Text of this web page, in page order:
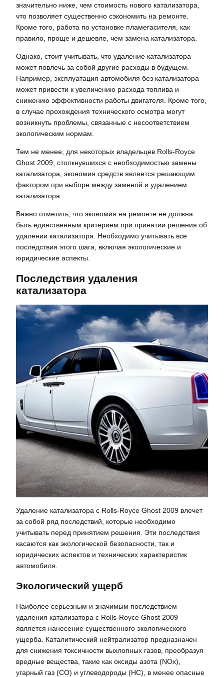
значительно ниже, чем стоимость нового катализатора,
что позволяет существенно сэкономить на ремонте.
Кроме того, работа по установке пламегасителя, как
правило, проще и дешевле, чем замена катализатора.
Однако, стоит учитывать, что удаление катализатора
может повлечь за собой другие расходы в будущем.
Например, эксплуатация автомобиля без катализатора
может привести к увеличению расхода топлива и
снижению эффективности работы двигателя. Кроме того,
в случае прохождения технического осмотра могут
возникнуть проблемы, связанные с несоответствием
экологическим нормам.
Тем не менее, для некоторых владельцев Rolls-Royce
Ghost 2009, столкнувшихся с необходимостью замены
катализатора, экономия средств является решающим
фактором при выборе между заменой и удалением
катализатора.
Важно отметить, что экономия на ремонте не должна
быть единственным критерием при принятии решения об
удалении катализатора. Необходимо учитывать все
последствия этого шага, включая экологические и
юридические аспекты.
Последствия удаления
катализатора
Удаление катализатора с Rolls-Royce Ghost 2009 влечет
за собой ряд последствий, которые необходимо
учитывать перед принятием решения. Эти последствия
касаются как экологической безопасности, так и
юридических аспектов и технических характеристик
автомобиля.
Экологический ущерб
Наиболее серьезным и значимым последствием
удаления катализатора с Rolls-Royce Ghost 2009
является нанесение существенного экологического
ущерба. Каталитический нейтрализатор предназначен
для снижения токсичности выхлопных газов, преобразуя
вредные вещества, такие как оксиды азота (NOx),
угарный газ (CO) и углеводороды (HC), в менее опасные